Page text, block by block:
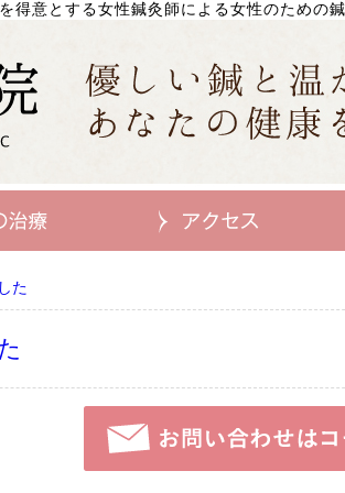
得意とする女性鍼灸師による女性のための
た